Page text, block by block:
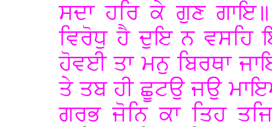
ਸਦਾ ਹਰਿ ਕੇ ਗੁਣ
ਵਿਰੋਧੁ ਹੈ ਦੁਇ ਨ ਵਸਹਿ
ਹੋਵਈ ਤਾ ਮਨੁ ਬਿਰਥਾ
ਤੇ ਤਬ ਹੀ ਛੂਟਉ ਜਉ
ਗਰਭ ਜੋਨਿ ਕਾ ਤਿਹ